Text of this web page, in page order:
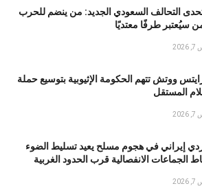
التحالف السعودي الجديد: من ينضم للحرب
سيُعتبر طرفًا معتديًا
ووتش تتهم الحكومة الإثيوبية بتوسيع حملة
المستقل
إيراني في هجوم مسلح يعيد تسليط الضوء
الجماعات الانفصالية قرب الحدود الغربية